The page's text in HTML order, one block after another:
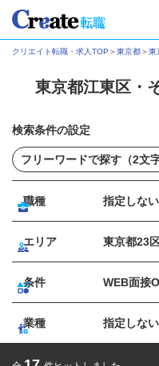
クリエイト転職・求人TOP ＞東京都＞東
東京都江東区・
検索条件の設定
職種 指定しない
エリア 東京都23
条件 WEB面接
業種 指定しない